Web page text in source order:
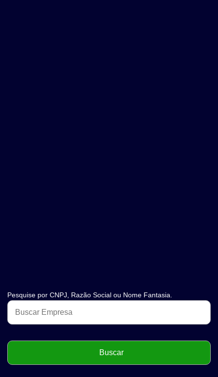
Pesquise por CNPJ, Razão Social ou Nome Fantasia.